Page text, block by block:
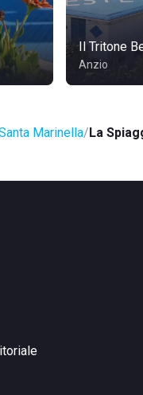
Il Tritone
Anzio
Marinella La